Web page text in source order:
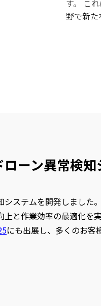
す。 こ
野で新
ローン異常検
ステムを開発しました
と作業効率の最適化を実
にも出展し、多くのお客